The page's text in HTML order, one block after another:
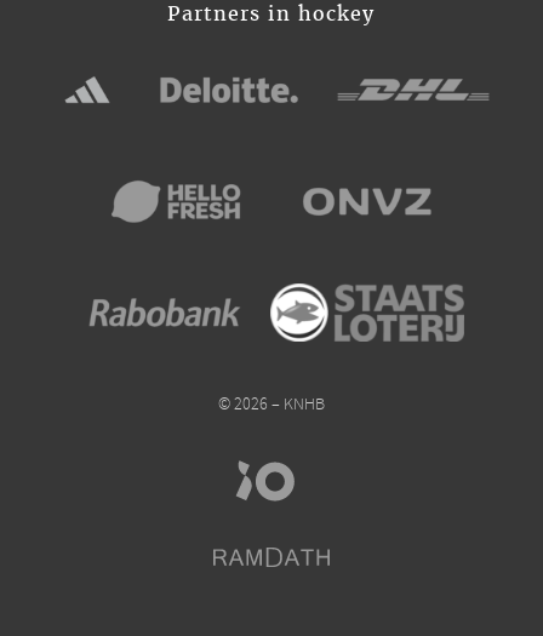
Partners in hockey
© 2026 – KNHB